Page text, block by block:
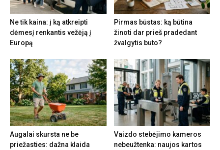
Ne tik kaina: į ką atkreipti
dėmesį renkantis vežėją į
Europą
Pirmas būstas: ką būtina
žinoti dar prieš pradedant
žvalgytis buto?
Augalai skursta ne be
priežasties: dažna klaida
Vaizdo stebėjimo kameros
nebeužtenka: naujos kartos